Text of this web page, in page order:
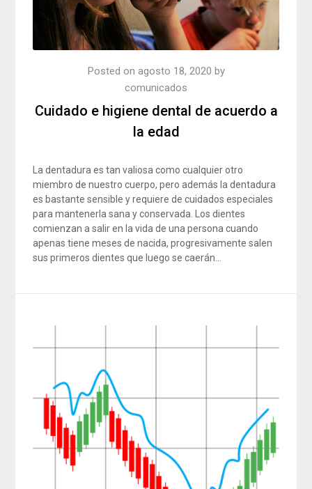
Cuidado e higiene dental de acuerdo a
la edad
Posted on agosto 18, 2020 by
comunicados
La dentadura es tan valiosa como cualquier otro
miembro de nuestro cuerpo, pero además la dentadura
es bastante sensible y requiere de cuidados especiales
para mantenerla sana y conservada. Los dientes
comienzan a salir en la vida de una persona cuando
apenas tiene meses de nacida, progresivamente salen
sus primeros dientes que luego se caerán…